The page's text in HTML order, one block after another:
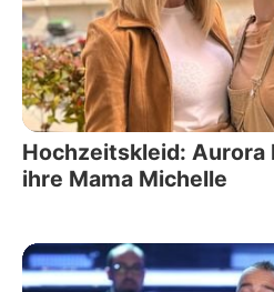
Hochzeitskleid: Aurora
ihre Mama Michelle